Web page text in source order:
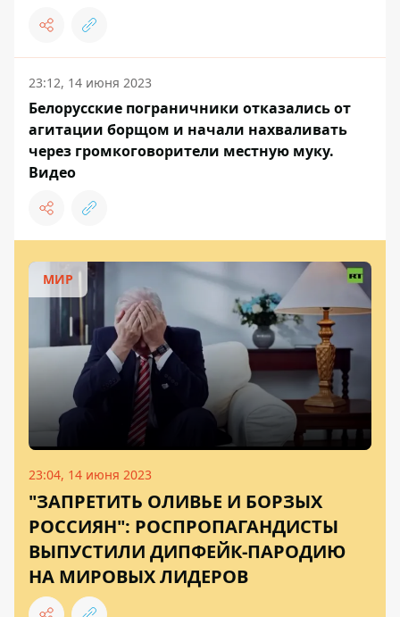
23:12, 14 июня 2023
Белорусские пограничники отказались от
агитации борщом и начали нахваливать
через громкоговорители местную муку.
Видео
МИР
23:04, 14 июня 2023
"ЗАПРЕТИТЬ ОЛИВЬЕ И БОРЗЫХ
РОССИЯН": РОСПРОПАГАНДИСТЫ
ВЫПУСТИЛИ ДИПФЕЙК-ПАРОДИЮ
НА МИРОВЫХ ЛИДЕРОВ